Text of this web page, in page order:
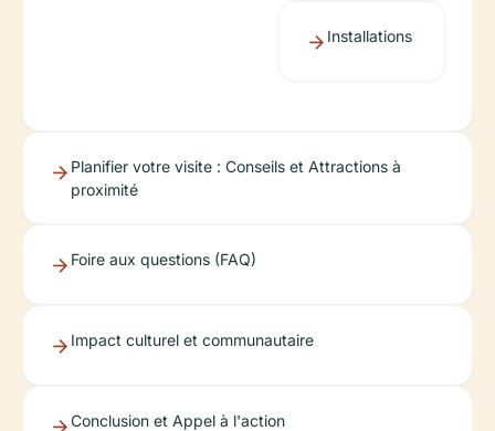
Installations
Planifier votre visite : Conseils et Attractions à
proximité
Foire aux questions (FAQ)
Impact culturel et communautaire
Conclusion et Appel à l'action